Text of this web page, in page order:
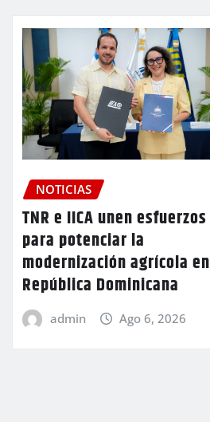
NOTICIAS
TNR e IICA unen esfuerzos
para potenciar la
modernización agrícola en
República Dominicana
admin Ago 6, 2026